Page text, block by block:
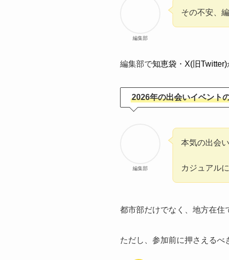
編集部
その不安、
編集部で知恵袋 ・ X(旧Twitter)
2026年の出会いイベント
編集部
本気の出会
カジュアル
都市部だけでなく、地方在住
ただし、参加前に押さえるべ